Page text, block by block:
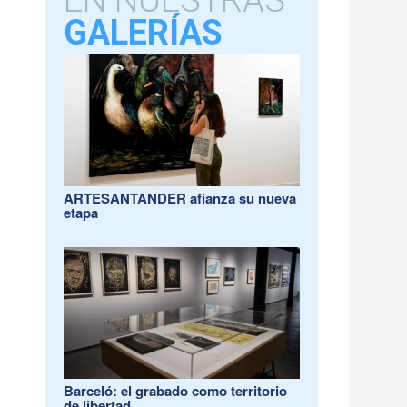
GALERÍAS
ARTESANTANDER afianza su nueva
etapa
Barceló: el grabado como territorio